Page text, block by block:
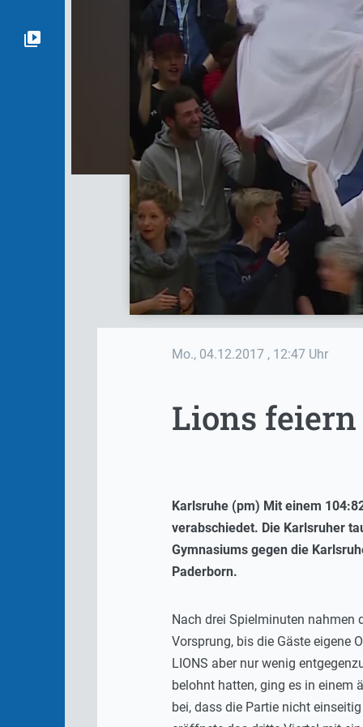
Mo., 04.12.2017 , 12:47 Uhr
Lions
Karlsruhe (pm) Mit einem
verabschiedet. Die Karlsruher
Gymnasiums gegen die
Paderborn.
Nach drei Spielminuten nahmen
Vorsprung, bis die Gäste eigene
LIONS aber nur wenig
belohnt hatten, ging es in einem
bei, dass die Partie nicht